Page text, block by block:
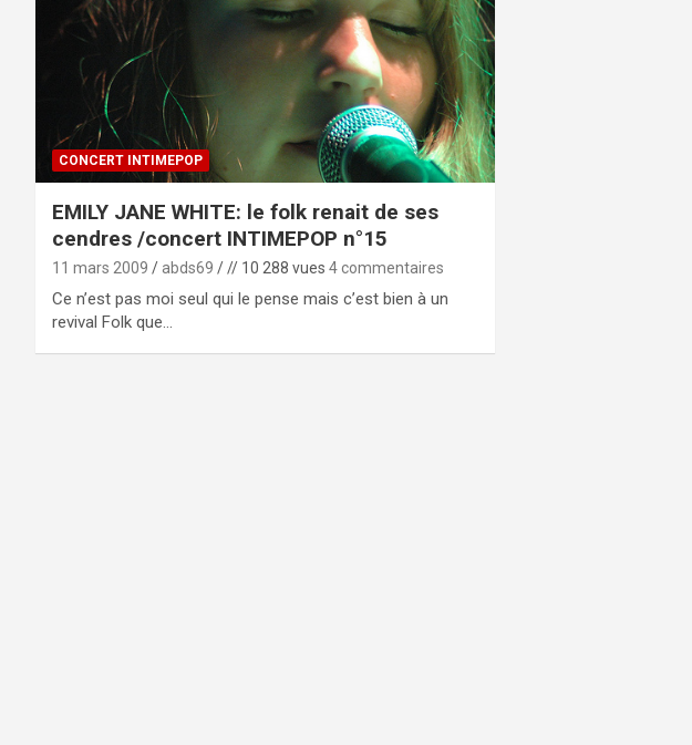
CONCERT INTIMEPOP
EMILY JANE WHITE: le folk renait de ses
cendres /concert INTIMEPOP n°15
11 mars 2009 abds69 // 10 288 vues 4 commentaires
Ce n’est pas moi seul qui le pense mais c’est bien à un
revival Folk que…